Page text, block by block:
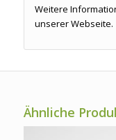
Weitere
unserer Webseite.
Ähnliche